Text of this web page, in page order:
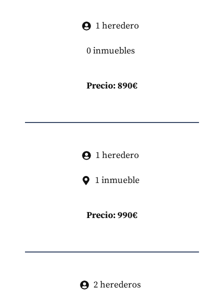
1 heredero
0 inmuebles
Precio: 890€
1 heredero
1 inmueble
Precio: 990€
2 herederos